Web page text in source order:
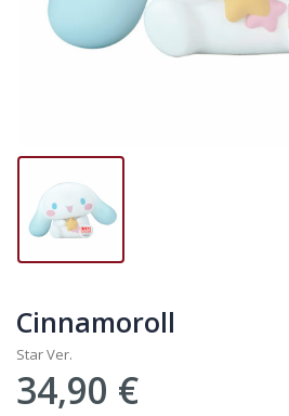
Cinnamoroll
Star Ver.
34,90 €